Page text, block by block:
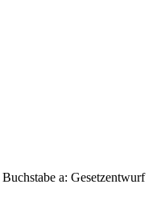
Buchstabe a: Gesetzentwurf